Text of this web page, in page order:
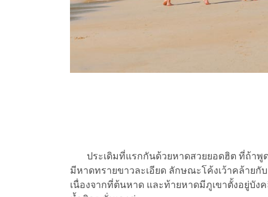
ประเดิมที่แรกกันด้วยหาดสวยยอดฮิต ที่ถ้าพู
มีหาดทรายขาวละเอียด ลักษณะโค้งเว้าคล้ายกั
เนื่องจากที่ต้นหาด และท้ายหาดมีภูเขาตั้งอยู่บัง